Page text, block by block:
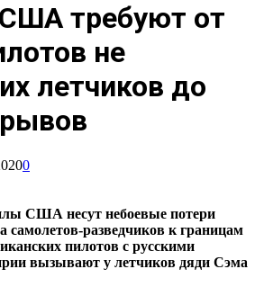
требуют от
не
летчиков до
0
США несут небоевые потери
самолетов-разведчиков к границам
пилотов с русскими
вызывают у летчиков дяди Сэма